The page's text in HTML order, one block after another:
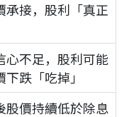
承接，股利「真正
心不足，股利可能
下跌「吃掉」
股價持續低於除息